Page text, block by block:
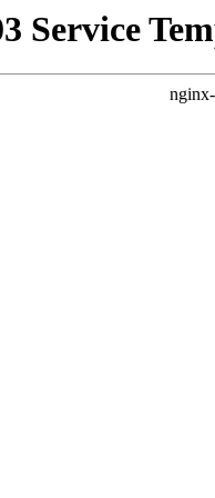
Service